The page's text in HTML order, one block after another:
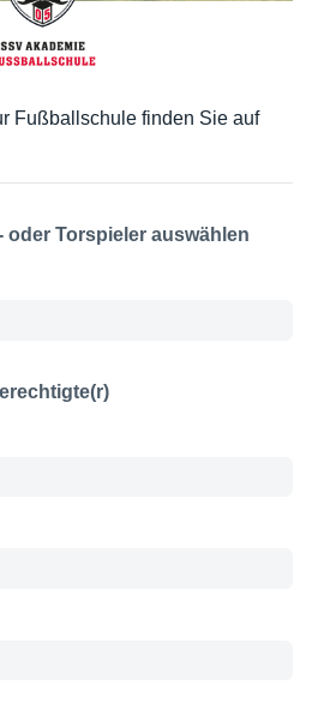
Nähere Informationen zur Fußballschule finden Sie auf
oder Torspieler auswählen